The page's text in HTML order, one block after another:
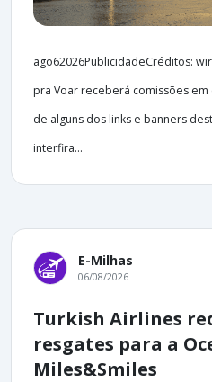
ago62026PublicidadeCréditos:
pra Voar receberá comissões
de alguns dos links e banners
interfira...
E-Milhas
06/08/2026
Turkish Airlines
resgates para a
Miles&Smiles